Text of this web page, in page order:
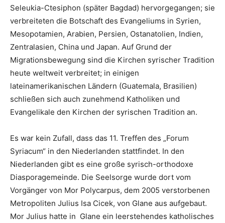
Seleukia-Ctesiphon (später Bagdad) hervorgegangen; sie
verbreiteten die Botschaft des Evangeliums in Syrien,
Mesopotamien, Arabien, Persien, Ostanatolien, Indien,
Zentralasien, China und Japan. Auf Grund der
Migrationsbewegung sind die Kirchen syrischer Tradition
heute weltweit verbreitet; in einigen
lateinamerikanischen Ländern (Guatemala, Brasilien)
schließen sich auch zunehmend Katholiken und
Evangelikale den Kirchen der syrischen Tradition an.
Es war kein Zufall, dass das 11. Treffen des „Forum
Syriacum“ in den Niederlanden stattfindet. In den
Niederlanden gibt es eine große syrisch-orthodoxe
Diasporagemeinde. Die Seelsorge wurde dort vom
Vorgänger von Mor Polycarpus, dem 2005 verstorbenen
Metropoliten Julius Isa Cicek, von Glane aus aufgebaut.
Mor Julius hatte in Glane ein leerstehendes katholisches